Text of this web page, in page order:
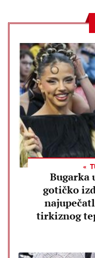
Bugarka
gotičko
tirkiznog